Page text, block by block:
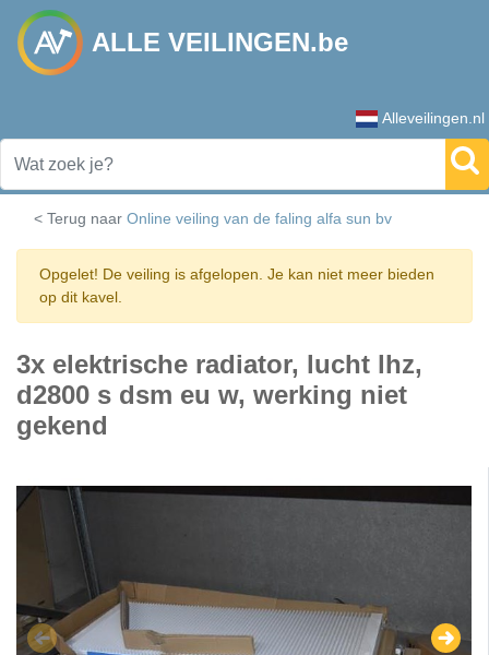
ALLE VEILINGEN.be
Alleveilingen.nl
< Terug naar Online veiling van de faling alfa sun bv
Opgelet! De veiling is afgelopen. Je kan niet meer bieden
op dit kavel.
3x elektrische radiator, lucht lhz,
d2800 s dsm eu w, werking niet
gekend